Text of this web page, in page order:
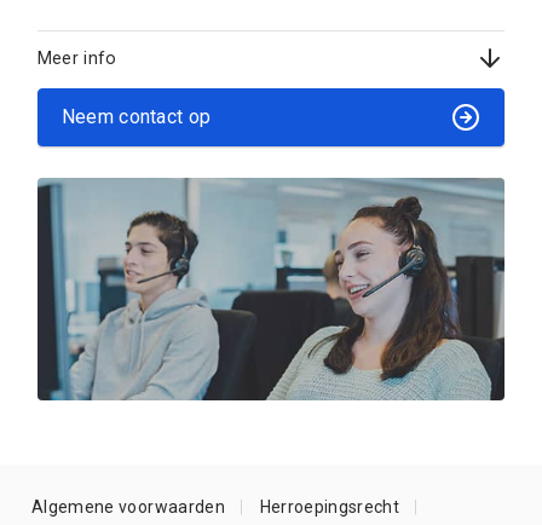
Meer info
Neem contact op
Algemene voorwaarden Herroepingsrecht